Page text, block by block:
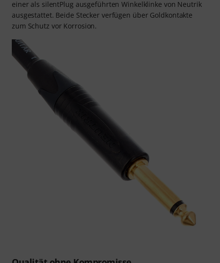
einer als silentPlug ausgeführten Winkelklinke von Neutrik
ausgestattet. Beide Stecker verfügen über Goldkontakte
zum Schutz vor Korrosion.